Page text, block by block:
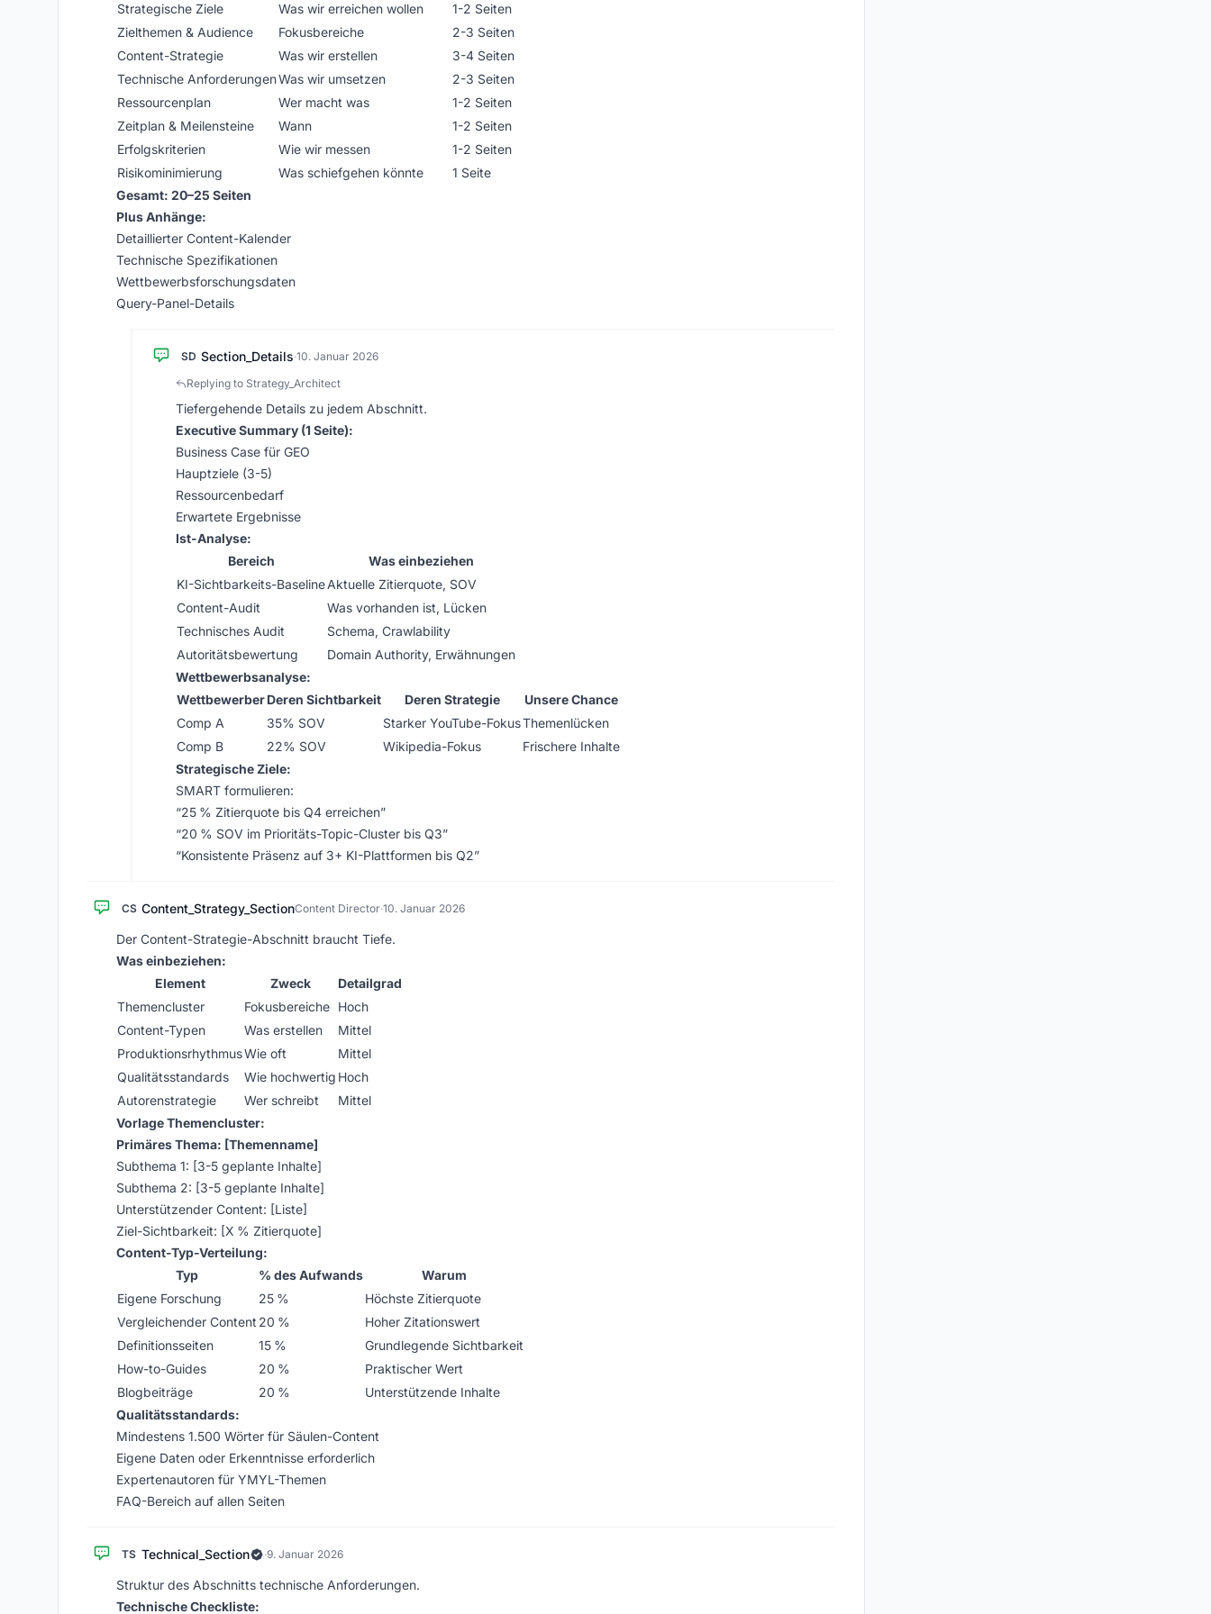
Strategische Ziele
Was wir erreichen wollen
1-2 Seiten
Zielthemen & Audience
Fokusbereiche
2-3 Seiten
Content-Strategie
Was wir erstellen
3-4 Seiten
Technische AnforderungenWas wir umsetzen
2-3 Seiten
Ressourcenplan
Wer macht was
1-2 Seiten
Zeitplan & Meilensteine
Wann
1-2 Seiten
Erfolgskriterien
Wie wir messen
1-2 Seiten
Risikominimierung
Was schiefgehen könnte
1 Seite
Gesamt: 20–25 Seiten
Plus Anhänge:
Detaillierter Content-Kalender
Technische Spezifikationen
Wettbewerbsforschungsdaten
Query-Panel-Details
SD Section_Details·10. Januar 2026
Replying to Strategy_Architect
Tiefergehende Details zu jedem Abschnitt.
Executive Summary (1 Seite):
Business Case für GEO
Hauptziele (3-5)
Ressourcenbedarf
Erwartete Ergebnisse
Ist-Analyse:
Bereich
Was einbeziehen
KI-Sichtbarkeits-BaselineAktuelle Zitierquote, SOV
Content-Audit
Was vorhanden ist, Lücken
Technisches Audit
Schema, Crawlability
Autoritätsbewertung
Domain Authority, Erwähnungen
Wettbewerbsanalyse:
WettbewerberDeren Sichtbarkeit Deren Strategie
Unsere Chance
Comp A
35% SOV Starker YouTube-FokusThemenlücken
Comp B
22% SOV Wikipedia-Fokus
Frischere Inhalte
Strategische Ziele:
SMART formulieren:
“25 % Zitierquote bis Q4 erreichen”
“20 % SOV im Prioritäts-Topic-Cluster bis Q3”
“Konsistente Präsenz auf 3+ KI-Plattformen bis Q2”
CS Content_Strategy_SectionContent Director·10. Januar 2026
Der Content-Strategie-Abschnitt braucht Tiefe.
Was einbeziehen:
Element
Zweck
Detailgrad
Themencluster
Fokusbereiche Hoch
Content-Typen
Was erstellen
Mittel
ProduktionsrhythmusWie oft
Mittel
Qualitätsstandards
Wie hochwertig Hoch
Autorenstrategie
Wer schreibt
Mittel
Vorlage Themencluster:
Primäres Thema: [Themenname]
Subthema 1: [3-5 geplante Inhalte]
Subthema 2: [3-5 geplante Inhalte]
Unterstützender Content: [Liste]
Ziel-Sichtbarkeit: [X % Zitierquote]
Content-Typ-Verteilung:
Typ
% des Aufwands
Warum
Eigene Forschung
25 %
Höchste Zitierquote
Vergleichender Content 20 %
Hoher Zitationswert
Definitionsseiten
15 %
Grundlegende Sichtbarkeit
How-to-Guides
20 %
Praktischer Wert
Blogbeiträge
20 %
Unterstützende Inhalte
Qualitätsstandards:
Mindestens 1.500 Wörter für Säulen-Content
Eigene Daten oder Erkenntnisse erforderlich
Expertenautoren für YMYL-Themen
FAQ-Bereich auf allen Seiten
TS Technical_Section ·9. Januar 2026
Struktur des Abschnitts technische Anforderungen.
Technische Checkliste: